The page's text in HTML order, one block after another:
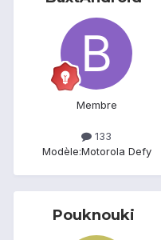
Membre
133
Modèle:Motorola Defy
Pouknouki